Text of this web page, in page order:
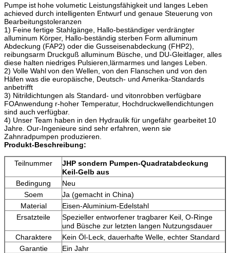
Pumpe ist hohe volumetic Leistungsfähigkeit und langes Leben
achieved durch intelligenten Entwurf und genaue Steuerung von
Bearbeitungstoleranzen
1) Feine fertige Stahlgänge, Hallo-beständiger verdrängter
alluminum Körper, Hallo-beständig sterben Form alluminum
Abdeckung (FAP2) oder die Gusseisenabdeckung (FHP2),
reibungsarm Druckguß alluminum Büsche, und DU-Gleitlager, alles
diese halten niedriges Pulsieren, lärmarmes und langes Leben.
2) Volle Wahlvon den Wellen, von den Flanschen und von den
Häfen was die europäische, Deutsch- und Amerika-Standards
anbetrifft
3) Nitrildichtungen als Standard- und vitonrobben verfügbare
FOAnwendung r-hoher Temperatur, Hochdruckwellendichtungen
sind auch verfügbar.
4) Unser Team haben in den Hydraulik für ungefähr gearbeitet 10
Jahre. Our-Ingenieure sind sehr erfahren, wenn sie
Zahnradpumpen produzieren.
Produkt-Beschreibung:
Teilnummer
JHP sondern Pumpen-Quadratabdeckung
Keil-Gelb aus
Bedingung
Neu
Soem
Ja (gemacht in China)
Material
Eisen-Aluminium-Edelstahl
Ersatzteile
Spezieller entworfener tragbarer Keil, O-Ringe
und Büsche zur letzten langen Nutzungsdauer
Charaktere
Kein Öl-Leck, dauerhafte Welle, echter Standard
Garantie
Ein Jahr